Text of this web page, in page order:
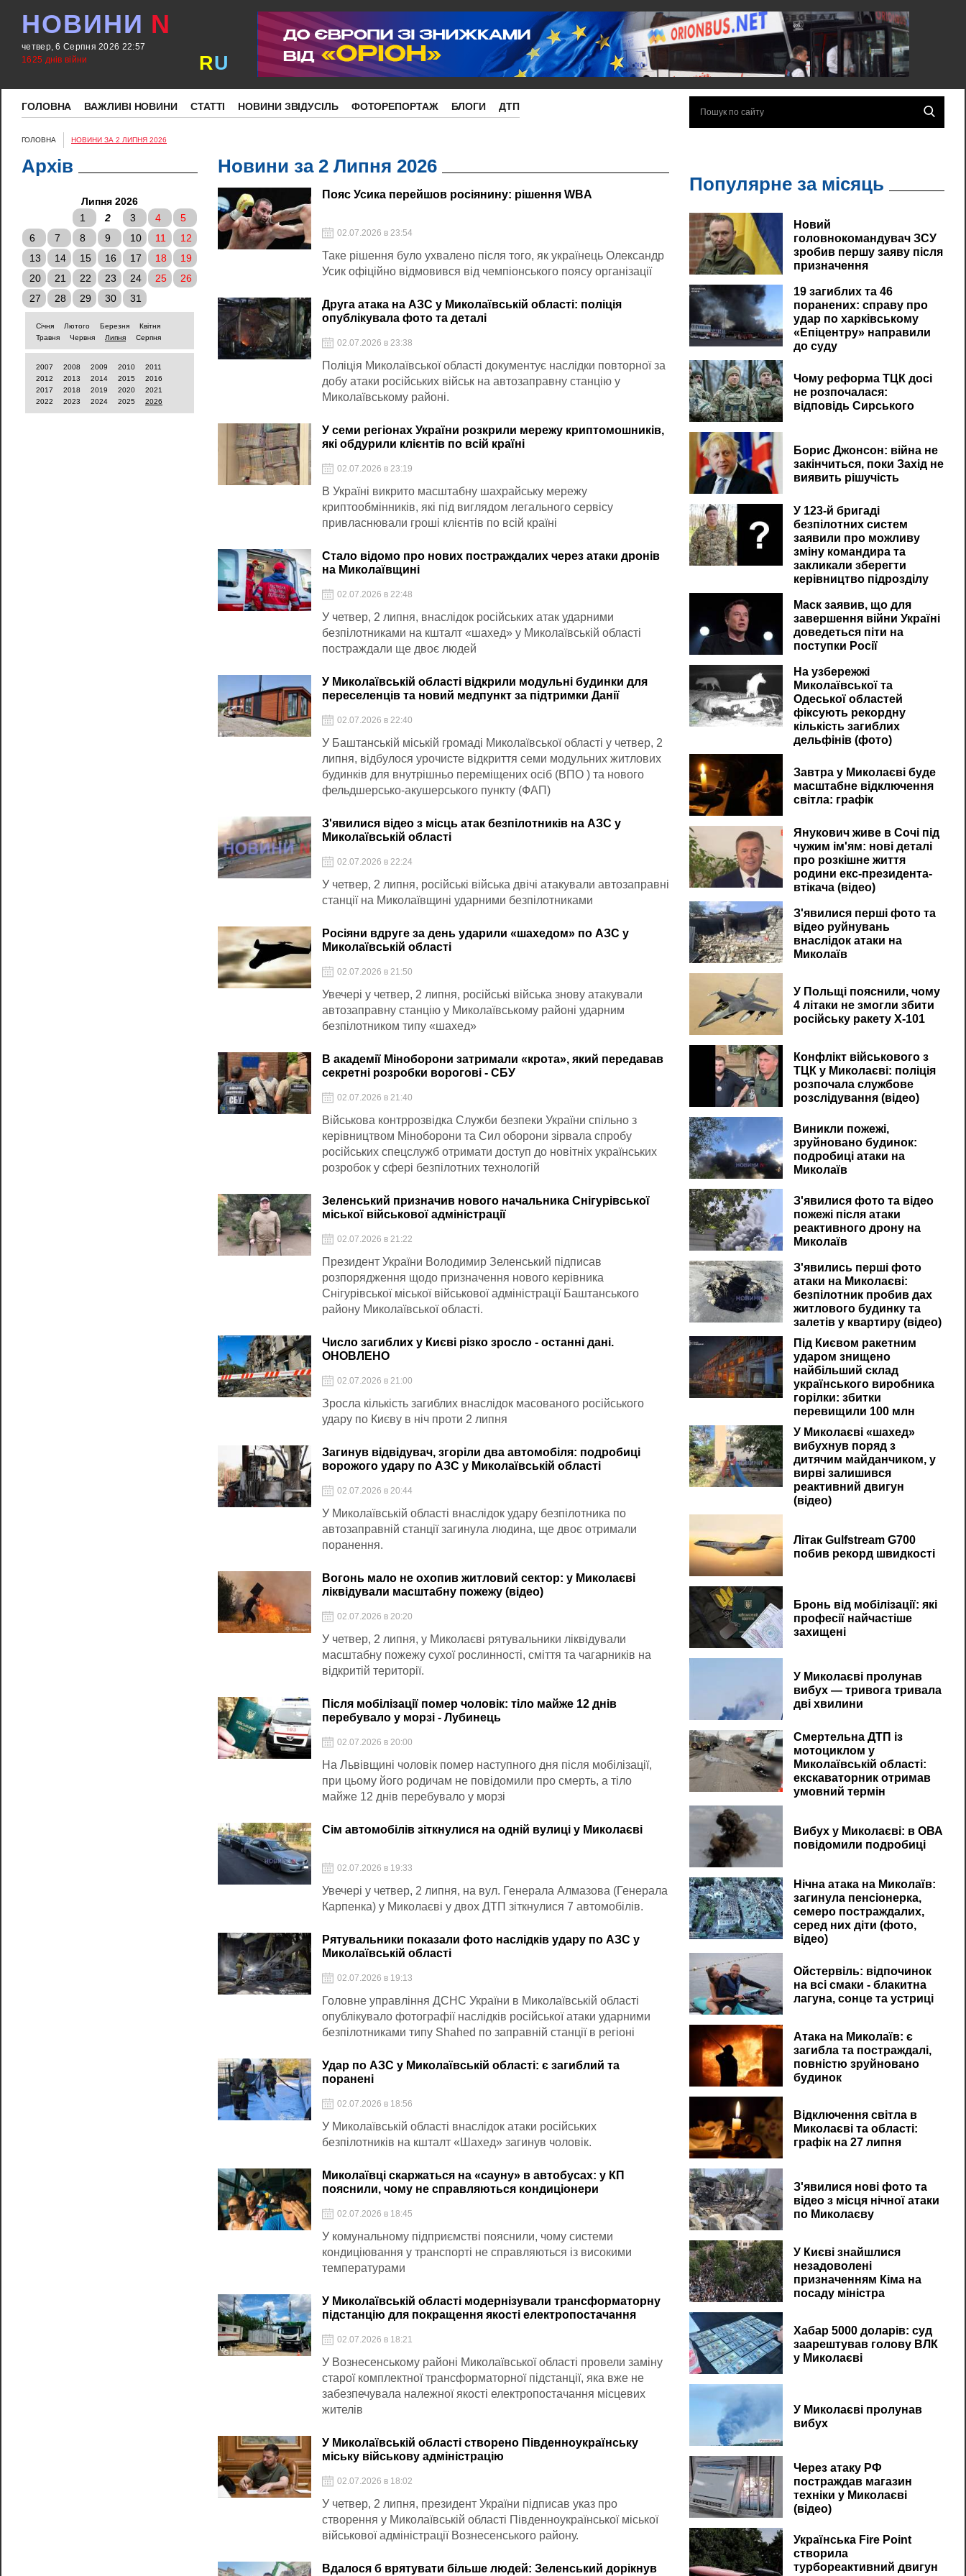
НОВИНИ N
четвер, 6 Серпня 2026 22:57
1625 днів війни
RU
ГОЛОВНА ВАЖЛИВІ НОВИНИ СТАТТІ НОВИНИ ЗВІДУСІЛЬ ФОТОРЕПОРТАЖ БЛОГИ ДТП
ГОЛОВНА НОВИНИ ЗА 2 ЛИПНЯ 2026
Архів
Липня 2026
1
2 3 4
5
6
7 8 9 10 11
12
13
14 15 16 17 18
19
20
21 22 23 24 25
26
27
28 29 30 31
Січня Лютого Березня
Квітня
Травня
Червня Липня Серпня
2007 2008 2009 2010
2011
2012
2013 2014 2015
2016
2017
2018 2019 2020
2021
2022
2023 2024 2025 2026
Новини за 2 Липня 2026
Пояс Усика перейшов росіянину: рішення WBA
02.07.2026 в 23:54
Таке рішення було ухвалено після того, як українець Олександр
Усик офіційно відмовився від чемпіонського поясу організації
Друга атака на АЗС у Миколаївській області: поліція
опублікувала фото та деталі
02.07.2026 в 23:38
Поліція Миколаївської області документує наслідки повторної за
добу атаки російських військ на автозаправну станцію у
Миколаївському районі.
У семи регіонах України розкрили мережу криптомошників,
які обдурили клієнтів по всій країні
02.07.2026 в 23:19
В Україні викрито масштабну шахрайську мережу
криптообмінників, які під виглядом легального сервісу
привласнювали гроші клієнтів по всій країні
Стало відомо про нових постраждалих через атаки дронів
на Миколаївщині
02.07.2026 в 22:48
У четвер, 2 липня, внаслідок російських атак ударними
безпілотниками на кшталт «шахед» у Миколаївській області
постраждали ще двоє людей
У Миколаївській області відкрили модульні будинки для
переселенців та новий медпункт за підтримки Данії
02.07.2026 в 22:40
У Баштанській міській громаді Миколаївської області у четвер, 2
липня, відбулося урочисте відкриття семи модульних житлових
будинків для внутрішньо переміщених осіб (ВПО ) та нового
фельдшерсько-акушерського пункту (ФАП)
З'явилися відео з місць атак безпілотників на АЗС у
Миколаївській області
02.07.2026 в 22:24
У четвер, 2 липня, російські війська двічі атакували автозаправні
станції на Миколаївщині ударними безпілотниками
Росіяни вдруге за день ударили «шахедом» по АЗС у
Миколаївській області
02.07.2026 в 21:50
Увечері у четвер, 2 липня, російські війська знову атакували
автозаправну станцію у Миколаївському районі ударним
безпілотником типу «шахед»
В академії Міноборони затримали «крота», який передавав
секретні розробки ворогові - СБУ
02.07.2026 в 21:40
Військова контррозвідка Служби безпеки України спільно з
керівництвом Міноборони та Сил оборони зірвала спробу
російських спецслужб отримати доступ до новітніх українських
розробок у сфері безпілотних технологій
Зеленський призначив нового начальника Снігурівської
міської військової адміністрації
02.07.2026 в 21:22
Президент України Володимир Зеленський підписав
розпорядження щодо призначення нового керівника
Снігурівської міської військової адміністрації Баштанського
району Миколаївської області.
Число загиблих у Києві різко зросло - останні дані.
ОНОВЛЕНО
02.07.2026 в 21:00
Зросла кількість загиблих внаслідок масованого російського
удару по Києву в ніч проти 2 липня
Загинув відвідувач, згоріли два автомобіля: подробиці
ворожого удару по АЗС у Миколаївській області
02.07.2026 в 20:44
У Миколаївській області внаслідок удару безпілотника по
автозаправній станції загинула людина, ще двоє отримали
поранення.
Вогонь мало не охопив житловий сектор: у Миколаєві
ліквідували масштабну пожежу (відео)
02.07.2026 в 20:20
У четвер, 2 липня, у Миколаєві рятувальники ліквідували
масштабну пожежу сухої рослинності, сміття та чагарників на
відкритій території.
Після мобілізації помер чоловік: тіло майже 12 днів
перебувало у морзі - Лубинець
02.07.2026 в 20:00
На Львівщині чоловік помер наступного дня після мобілізації,
при цьому його родичам не повідомили про смерть, а тіло
майже 12 днів перебувало у морзі
Сім автомобілів зіткнулися на одній вулиці у Миколаєві
02.07.2026 в 19:33
Увечері у четвер, 2 липня, на вул. Генерала Алмазова (Генерала
Карпенка) у Миколаєві у двох ДТП зіткнулися 7 автомобілів.
Рятувальники показали фото наслідків удару по АЗС у
Миколаївській області
02.07.2026 в 19:13
Головне управління ДСНС України в Миколаївській області
опублікувало фотографії наслідків російської атаки ударними
безпілотниками типу Shahed по заправній станції в регіоні
Удар по АЗС у Миколаївській області: є загиблий та
поранені
02.07.2026 в 18:56
У Миколаївській області внаслідок атаки російських
безпілотників на кшталт «Шахед» загинув чоловік.
Миколаївці скаржаться на «сауну» в автобусах: у КП
пояснили, чому не справляються кондиціонери
02.07.2026 в 18:45
У комунальному підприємстві пояснили, чому системи
кондиціювання у транспорті не справляються із високими
температурами
У Миколаївській області модернізували трансформаторну
підстанцію для покращення якості електропостачання
02.07.2026 в 18:21
У Вознесенському районі Миколаївської області провели заміну
старої комплектної трансформаторної підстанції, яка вже не
забезпечувала належної якості електропостачання місцевих
жителів
У Миколаївській області створено Південноукраїнську
міську військову адміністрацію
02.07.2026 в 18:02
У четвер, 2 липня, президент України підписав указ про
створення у Миколаївській області Південноукраїнської міської
військової адміністрації Вознесенського району.
Вдалося б врятувати більше людей: Зеленський дорікнув
Популярне за місяць
Новий
головнокомандувач ЗСУ
зробив першу заяву після
призначення
19 загиблих та 46
поранених: справу про
удар по харківському
«Епіцентру» направили
до суду
Чому реформа ТЦК досі
не розпочалася:
відповідь Сирського
Борис Джонсон: війна не
закінчиться, поки Захід не
виявить рішучість
У 123-й бригаді
безпілотних систем
заявили про можливу
зміну командира та
закликали зберегти
керівництво підрозділу
Маск заявив, що для
завершення війни Україні
доведеться піти на
поступки Росії
На узбережжі
Миколаївської та
Одеської областей
фіксують рекордну
кількість загиблих
дельфінів (фото)
Завтра у Миколаєві буде
масштабне відключення
світла: графік
Янукович живе в Сочі під
чужим ім'ям: нові деталі
про розкішне життя
родини екс-президента-
втікача (відео)
З'явилися перші фото та
відео руйнувань
внаслідок атаки на
Миколаїв
У Польщі пояснили, чому
4 літаки не змогли збити
російську ракету Х-101
Конфлікт військового з
ТЦК у Миколаєві: поліція
розпочала службове
розслідування (відео)
Виникли пожежі,
зруйновано будинок:
подробиці атаки на
Миколаїв
З'явилися фото та відео
пожежі після атаки
реактивного дрону на
Миколаїв
З'явились перші фото
атаки на Миколаєві:
безпілотник пробив дах
житлового будинку та
залетів у квартиру (відео)
Під Києвом ракетним
ударом знищено
найбільший склад
українського виробника
горілки: збитки
перевищили 100 млн
У Миколаєві «шахед»
вибухнув поряд з
дитячим майданчиком, у
вирві залишився
реактивний двигун
(відео)
Літак Gulfstream G700
побив рекорд швидкості
Бронь від мобілізації: які
професії найчастіше
захищені
У Миколаєві пролунав
вибух — тривога тривала
дві хвилини
Смертельна ДТП із
мотоциклом у
Миколаївській області:
екскаваторник отримав
умовний термін
Вибух у Миколаєві: в ОВА
повідомили подробиці
Нічна атака на Миколаїв:
загинула пенсіонерка,
семеро постраждалих,
серед них діти (фото,
відео)
Ойстервіль: відпочинок
на всі смаки - блакитна
лагуна, сонце та устриці
Атака на Миколаїв: є
загибла та постраждалі,
повністю зруйновано
будинок
Відключення світла в
Миколаєві та області:
графік на 27 липня
З'явилися нові фото та
відео з місця нічної атаки
по Миколаєву
У Києві знайшлися
незадоволені
призначенням Кіма на
посаду міністра
Хабар 5000 доларів: суд
заарештував голову ВЛК
у Миколаєві
У Миколаєві пролунав
вибух
Через атаку РФ
постраждав магазин
техніки у Миколаєві
(відео)
Українська Fire Point
створила
турбореактивний двигун